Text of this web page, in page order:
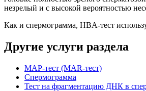
незрелый и с высокой вероятностью
Как и спермограмма, HBA-тест
Другие услуги раздела
МАР-тест (MAR-тест)
Спермограмма
Тест на фрагментацию ДНК в